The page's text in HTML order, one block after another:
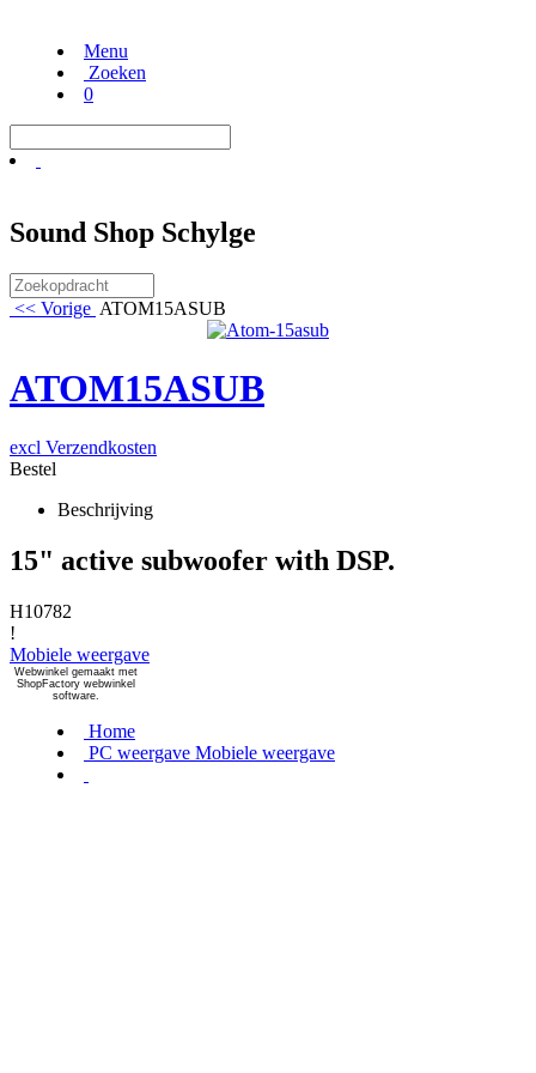
Menu
Zoeken
0
Sound Shop Schylge
<< Vorige ATOM15ASUB
ATOM15ASUB
excl Verzendkosten
Bestel
Beschrijving
15" active subwoofer with DSP.
H10782
!
Mobiele weergave
Webwinkel gemaakt met
ShopFactory webwinkel
software.
Home
PC weergave Mobiele weergave